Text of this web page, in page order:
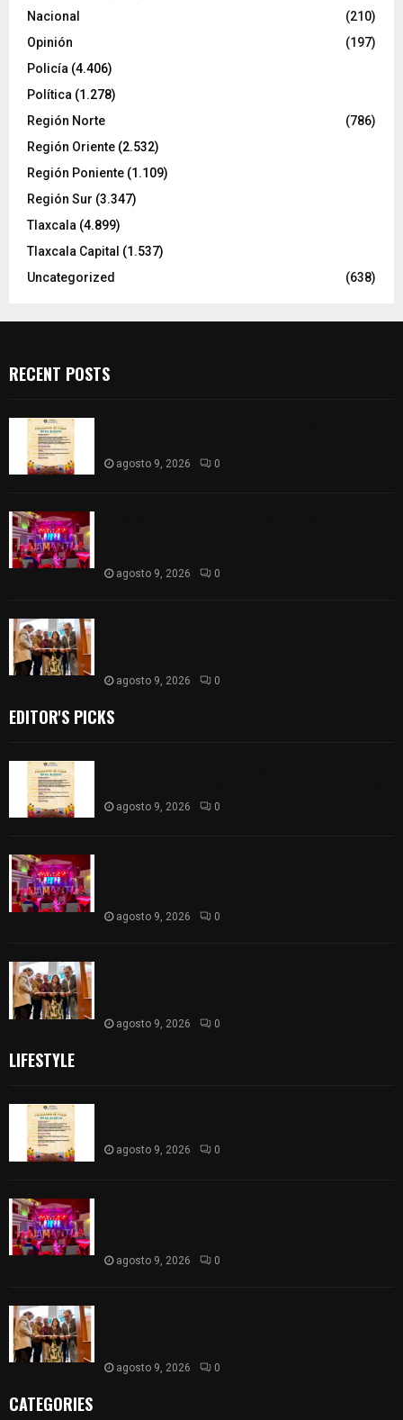
Nacional
(210)
Opinión
(197)
Policía (4.406)
Política (1.278)
Región Norte
(786)
Región Oriente (2.532)
Región Poniente (1.109)
Región Sur (3.347)
Tlaxcala (4.899)
Tlaxcala Capital (1.537)
Uncategorized
(638)
RECENT POSTS
agosto 9, 2026 0
agosto 9, 2026 0
agosto 9, 2026 0
EDITOR'S PICKS
agosto 9, 2026 0
agosto 9, 2026 0
agosto 9, 2026 0
LIFESTYLE
agosto 9, 2026 0
agosto 9, 2026 0
agosto 9, 2026 0
CATEGORIES